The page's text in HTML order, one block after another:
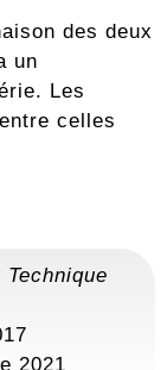
des deux
un
Les
celles
2021